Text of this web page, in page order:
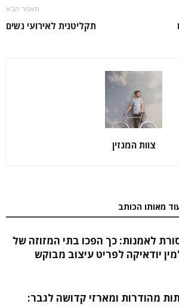
מאמר הבא
תקליטנית לאירועי נשים
צוות המגזין
מאותו הכותב
לאמנות: כך הפכו בתי המזוזה של
יודאיקה לפריט עיצוב מבוקש
מהודרות ומארזי קדושה לגבר: